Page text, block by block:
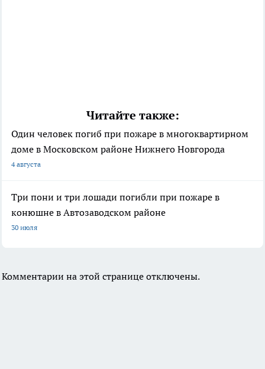
Читайте также:
Один человек погиб при пожаре в многоквартирном
доме в Московском районе Нижнего Новгорода
4 августа
Три пони и три лошади погибли при пожаре в
конюшне в Автозаводском районе
30 июля
Комментарии на этой странице отключены.